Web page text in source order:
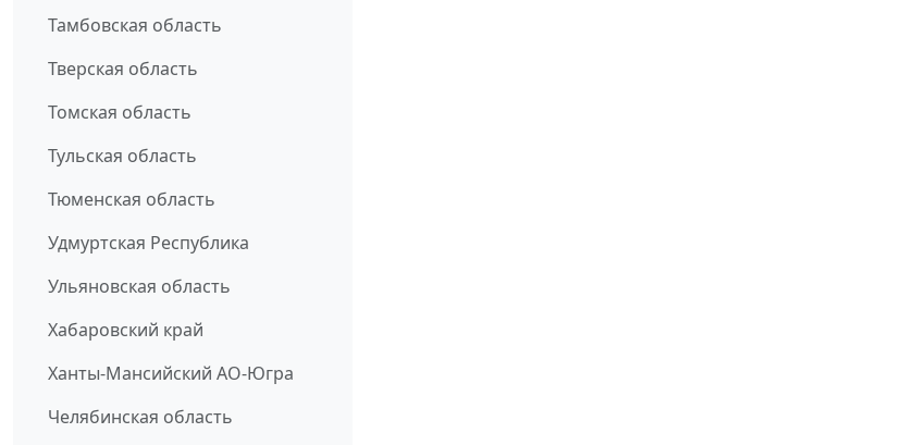
Тамбовская область
Тверская область
Томская область
Тульская область
Тюменская область
Удмуртская Республика
Ульяновская область
Хабаровский край
Ханты-Мансийский АО-Югра
Челябинская область